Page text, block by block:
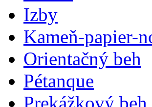
Izby
Kameň-papier-
Orientačný beh
Pétanque